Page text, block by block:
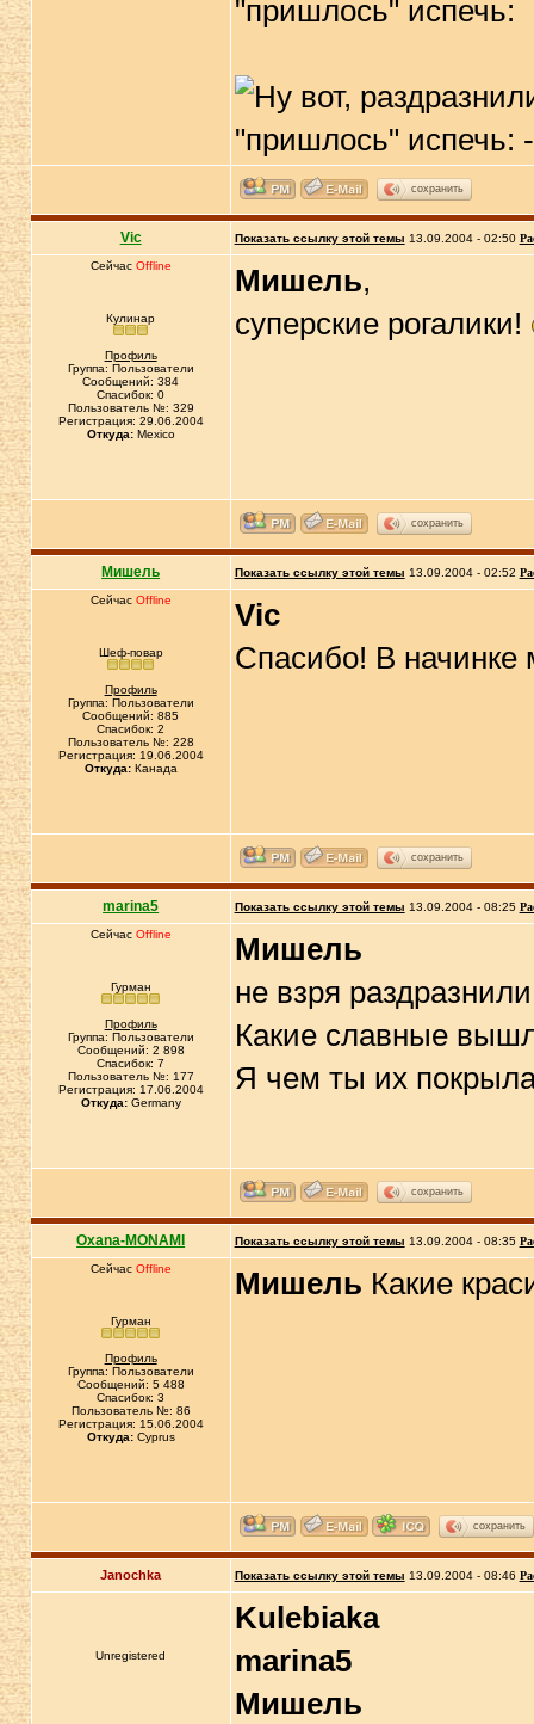
сохранить
Vic Показать ссылку этой темы 13.09.2004 - 02:50
Сейчас Offline
Кулинар
Профиль
Группа: Пользователи
Сообщений: 384
Спасибок: 0
Пользователь №: 329
Регистрация: 29.06.2004
Откуда:Mexico
Мишель,
суперские рогалики!
сохранить
Мишель Показать ссылку этой темы 13.09.2004 - 02:52
Сейчас Offline
Шеф-повар
Профиль
Группа: Пользователи
Сообщений: 885
Спасибок: 2
Пользователь №: 228
Регистрация: 19.06.2004
Откуда:Канада
Vic
Спасибо! В начинке
сохранить
marina5 Показать ссылку этой темы 13.09.2004 - 08:25
Сейчас Offline
Гурман
Профиль
Группа: Пользователи
Сообщений: 2 898
Спасибок: 7
Пользователь №: 177
Регистрация: 17.06.2004
Откуда:Germany
Мишель
не взря
Какие славные
Я чем ты их
сохранить
Oxana-MONAMI Показать ссылку этой темы 13.09.2004 - 08:35
Сейчас Offline
Гурман
Профиль
Группа: Пользователи
Сообщений: 5 488
Спасибок: 3
Пользователь №: 86
Регистрация: 15.06.2004
Откуда:Cyprus
Мишель Какие
сохранить
Janochka Показать ссылку этой темы 13.09.2004 - 08:46
Unregistered
Kulebiaka
marina5
Мишель